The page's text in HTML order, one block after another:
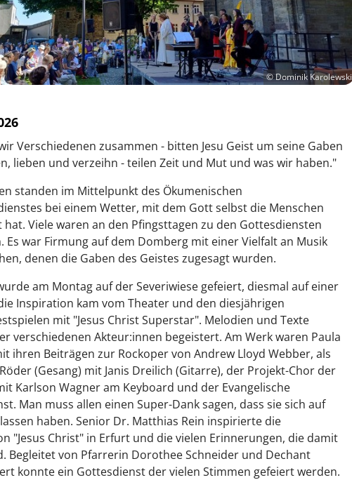
© Dominik Karolewski
Verschiedenen zusammen - bitten Jesu Geist um seine Gaben
lieben und verzeihn - teilen Zeit und Mut und was wir haben."
standen im Mittelpunkt des Ökumenischen
bei einem Wetter, mit dem Gott selbst die Menschen
hat. Viele waren an den Pfingsttagen zu den Gottesdiensten
Es war Firmung auf dem Domberg mit einer Vielfalt an Musik
denen die Gaben des Geistes zugesagt wurden.
am Montag auf der Severiwiese gefeiert, diesmal auf einer
Inspiration kam vom Theater und den diesjährigen
mit "Jesus Christ Superstar". Melodien und Texte
verschiedenen Akteur:innen begeistert. Am Werk waren Paula
ihren Beiträgen zur Rockoper von Andrew Lloyd Webber, als
(Gesang) mit Janis Dreilich (Gitarre), der Projekt-Chor der
Karlson Wagner am Keyboard und der Evangelische
Man muss allen einen Super-Dank sagen, dass sie sich auf
haben. Senior Dr. Matthias Rein inspirierte die
"Jesus Christ" in Erfurt und die vielen Erinnerungen, die damit
Begleitet von Pfarrerin Dorothee Schneider und Dechant
konnte ein Gottesdienst der vielen Stimmen gefeiert werden.